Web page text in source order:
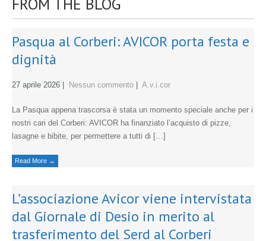
Pasqua al Corberi: AVICOR porta festa e
dignità
27 aprile 2026 Nessun commento A.v.i.cor
La Pasqua appena trascorsa è stata un momento speciale anche per i
nostri cari del Corberi: AVICOR ha finanziato l’acquisto di pizze,
lasagne e bibite, per permettere a tutti di […]
Read More →
L’associazione Avicor viene intervistata
dal Giornale di Desio in merito al
trasferimento del Serd al Corberi